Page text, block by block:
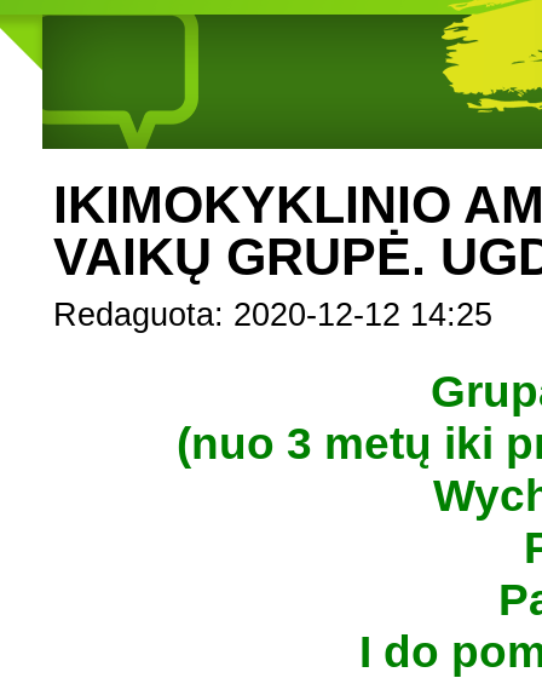
IKIMOKYKLINIO
VAIKŲ GRUPĖ.
Redaguota: 2020-12-12 14:25
(nuo 3 metų iki
I do